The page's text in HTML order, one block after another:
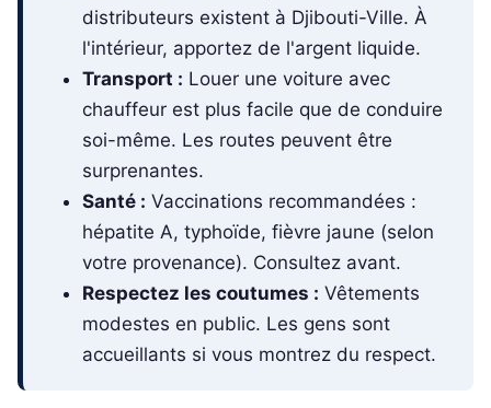
distributeurs existent à Djibouti-Ville. À
l'intérieur, apportez de l'argent liquide.
Transport : Louer une voiture avec
chauffeur est plus facile que de conduire
soi-même. Les routes peuvent être
surprenantes.
Santé : Vaccinations recommandées :
hépatite A, typhoïde, fièvre jaune (selon
votre provenance). Consultez avant.
Respectez les coutumes : Vêtements
modestes en public. Les gens sont
accueillants si vous montrez du respect.